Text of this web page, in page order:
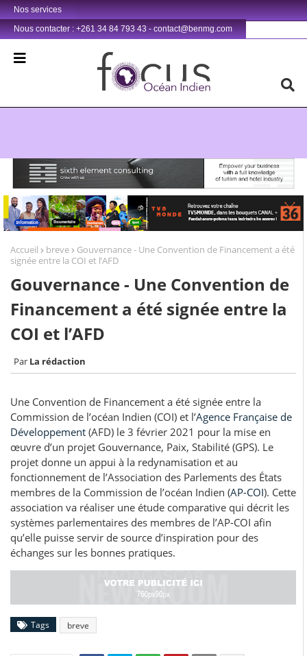
Nos services
Nous contacter : +261 34 84 793 43 - contact@benmg.com
Retrouvez votre chaîne @TV5MONDE, dans les bouquets CANAL+ 36 . Fandaharam-potoana tsara indrindra ho anareo!
Accueil breve
Gouvernance - Une Convention de Financement a été
signée entre la COI et l’AFD
Gouvernance - Une Convention de
Financement a été signée entre la
COI et l’AFD
La rédaction
Une Convention de Financement a été signée entre la
Commission de l’océan Indien (COI) et l’Agence Française de
Développement (AFD) le 3 février 2021 pour la mise en
œuvre d’un projet Gouvernance, Paix, Stabilité (GPS). Le
projet donne un appui à la redynamisation et au
fonctionnement de l’Association des Parlements des États
membres de la Commission de l’océan Indien (AP-COI). Cette
association va réaliser une étude comparative qui décrit les
systèmes parlementaires des membres de l’AP-COI afin
qu’elle puisse servir de source d’inspiration pour des
échanges sur les bonnes pratiques.
Tags breve